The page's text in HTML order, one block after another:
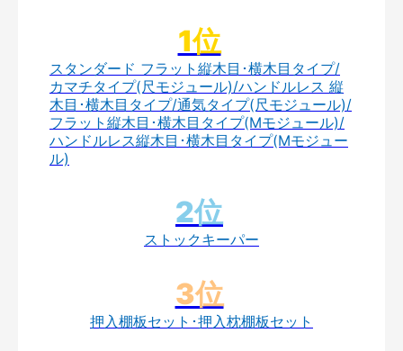
スタンダード フラット縦木目･横木目タイプ/
カマチタイプ(尺モジュール)/ハンドルレス 縦
木目･横木目タイプ/通気タイプ(尺モジュール)/
フラット縦木目･横木目タイプ(Mモジュール)/
ハンドルレス縦木目･横木目タイプ(Mモジュー
ル)
ストックキーパー
押入棚板セット･押入枕棚板セット